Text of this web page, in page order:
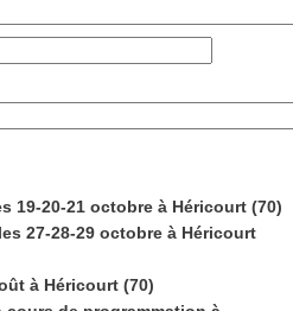
19-20-21 octobre à Héricourt (70)
27-28-29 octobre à Héricourt
à Héricourt (70)